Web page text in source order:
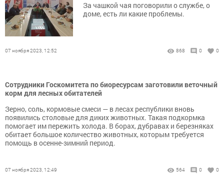
За чашкой чая поговорили о службе, о
доме, есть ли какие проблемы.
07 ноября 2023, 12:52 868 0 0
Сотрудники Госкомитета по биоресурсам заготовили веточный
корм для лесных обитателей
Зерно, соль, кормовые смеси — в лесах республики вновь
появились столовые для диких животных. Такая подкормка
помогает им пережить холода. В борах, дубравах и березняках
обитает большое количество животных, которым требуется
помощь в осенне-зимний период.
07 ноября 2023, 12:49 564 0 0